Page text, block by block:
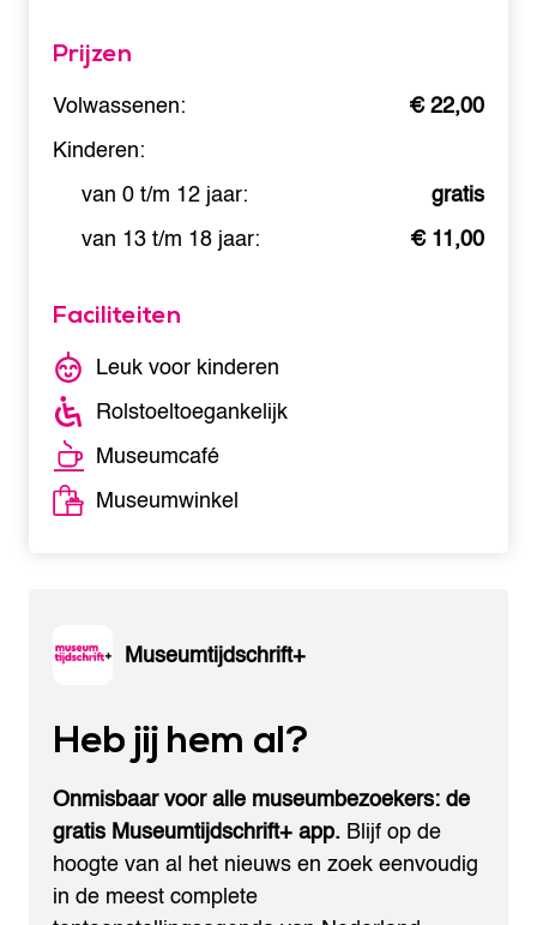
Prijzen
Volwassenen:
€ 22,00
Kinderen:
van 0 t/m 12 jaar:
gratis
van 13 t/m 18 jaar:
€ 11,00
Faciliteiten
Leuk voor kinderen
Rolstoeltoegankelijk
Museumcafé
Museumwinkel
Museumtijdschrift+
Heb jij hem al?
Onmisbaar voor alle museumbezoekers: de
gratis Museumtijdschrift+ app. Blijf op de
hoogte van al het nieuws en zoek eenvoudig
in de meest complete